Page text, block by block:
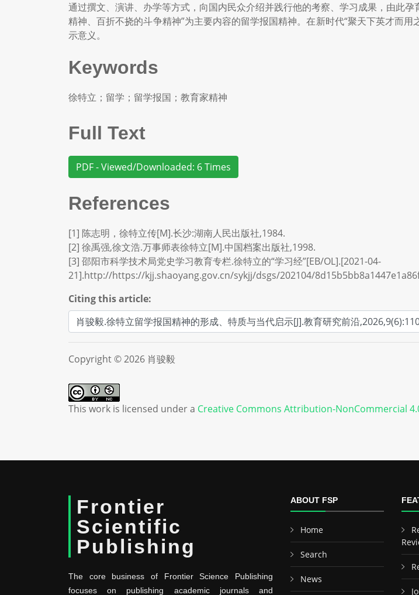
通过撰文、演讲、办学等方式，向国内民众介绍并践行他的考察、学习成果，由此
精神、百折不挠的斗争精神”为主要内容的留学报国精神。在新时代“聚天下英才而
示意义。
Keywords
徐特立；留学；留学报国；教育家精神
Full Text
PDF - Viewed/Downloaded: 6 Times
References
[1] 陈志明，徐特立传[M].长沙:湖南人民出版社,1984.
[2] 徐禹强,徐文浩.万事师表徐特立[M].中国档案出版社,1998.
[3] 邵阳市科学技术局党史学习教育专栏.徐特立的“学习经”[EB/OL].[2021-04-
21].http://https://kjj.shaoyang.gov.cn/sykjj/dsgs/202104/
Citing this article:
Copyright © 2026 肖骏毅
This work is licensed under a Creative Commons Attribution-NonCommercial
Frontier
Scientific
Publishing
The core business of Frontier Science Publishing
focuses on publishing academic journals and
ABOUT FSP
Home
Search
News